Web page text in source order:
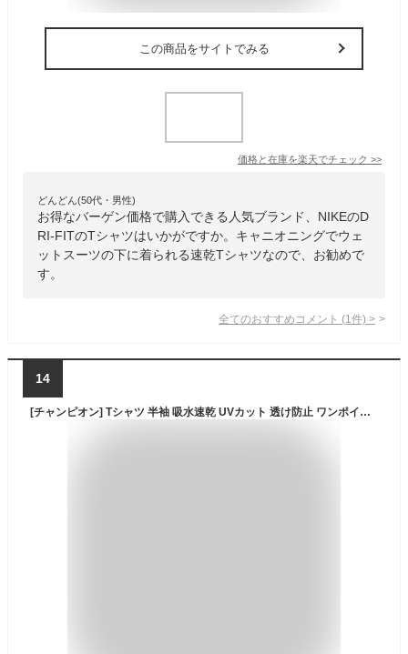
この商品をサイトでみる
価格と在庫を楽天でチェック >>
どんどん(50代・男性)
お得なバーゲン価格で購入できる人気ブランド、NIKEのD
RI-FITのTシャツはいかがですか。キャニオニングでウェ
ットスーツの下に着られる速乾Tシャツなので、お勧めで
す。
全てのおすすめコメント (1 件) >
14
[チャンピオン] Tシャツ 半袖 吸水速乾 UVカット 透け防止 ワンポイントロゴ クルーネック シンプル スポーツ 部活 ジム トレーニング 部屋着 C8-TS310 メンズ ブラック M